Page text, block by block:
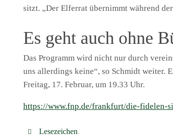
sitzt. „Der Elferrat übernimmt während
Es geht auch ohne
Das Programm wird nicht nur durch
uns allerdings keine“, so Schmidt weiter.
Freitag, 17. Februar, um 19.33 Uhr.
https://www.fnp.de/frankfurt/die-fidelen-
Lesezeichen.